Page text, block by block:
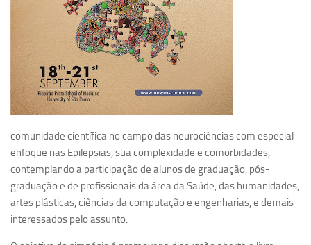
Grupos de pesquisa encerrados
Ano Sabático
Daniel Domingues dos Santos
Programas Ano Sabático Encerrados
Cíntia Rosa Pereira de Lima
Cristina Godoy Bernardo de Oliveira (FDRP)
Evandro Eduardo Seron Ruiz
Fabiana Cristina Severi (FDRP)
Fernando de Lima Caneppele
Geciane Silveira Porto
comunidade científica no campo das neurociências com especial
enfoque nas Epilepsias, sua complexidade e comorbidades,
contemplando a participação de alunos de graduação, pós-
graduação e de profissionais da área da Saúde, das humanidades,
artes plásticas, ciências da computação e engenharias, e demais
interessados pelo assunto.